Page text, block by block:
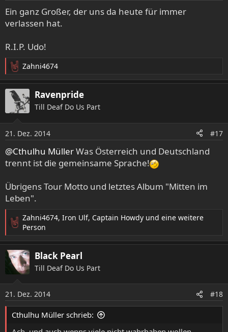
e
n
:
Ein ganz Großer, der uns da heute für immer
verlassen hat.
R.I.P. Udo!
R
e
a
k
n
e
n
:
Zahni4674
Ravenpride
Till Deaf Do Us Part
21. Dez. 2014 #17
@Cthulhu MüllerWas Österreich und Deutschland
trennt ist die gemeinsame Sprache!
Übrigens Tour Motto und letztes Album "Mitten im
Leben".
R
a
k
t
i
o
n
e
n
Zahni4674, Iron Ulf, Captain Howdy und eine weitere
Person
Black Pearl
Till Deaf Do Us Part
21. Dez. 2014 #18
Cthulhu Müller schrieb: